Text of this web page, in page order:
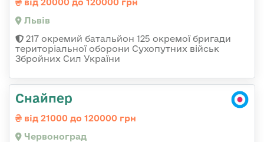
Львів
217 окремий батальйон 125 окремої бригади
територіальної оборони Сухопутних військ
Збройних Сил України
Снайпер
від 21000 до 120000 грн
Червоноград